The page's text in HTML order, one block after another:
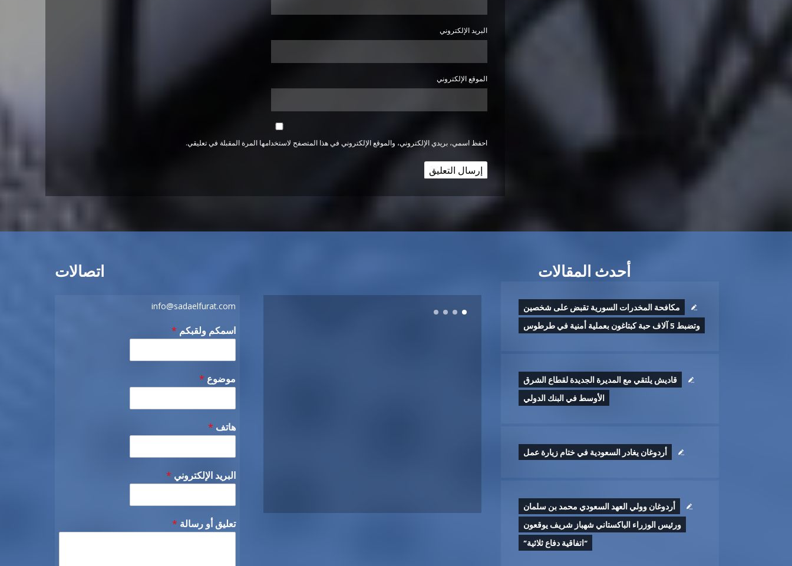
البريد الإلكتروني
الموقع الإلكتروني
احفظ اسمي، بريدي الإلكتروني، والموقع الإلكتروني في هذا المتصفح لاستخدامها المرة المقبلة في تعليقي.
اتصالات
info@sadaelfurat.com
اسمكم ولقبكم *
موضوع *
هاتف *
البريد الإلكتروني *
تعليق أو رسالة *
أحدث المقالات
مكافحة المخدرات السورية تقبض على شخصين
وتضبط 5 آلاف حبة كبتاغون بعملية أمنية في طرطوس
قاديش يلتقي مع المديرة الجديدة لقطاع الشرق
الأوسط في البنك الدولي
أردوغان يغادر السعودية في ختام زيارة عمل
أردوغان وولي العهد السعودي محمد بن سلمان
ورئيس الوزراء الباكستاني شهباز شريف يوقعون
“اتفاقية دفاع ثلاثية”